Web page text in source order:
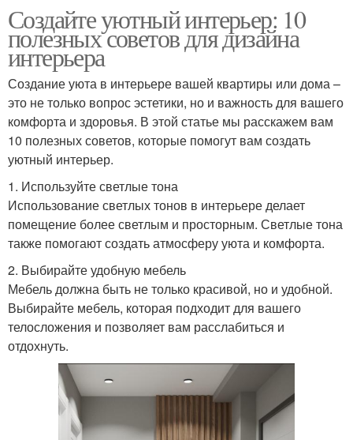
Создайте уютный интерьер: 10
полезных советов для дизайна
интерьера
Создание уюта в интерьере вашей квартиры или дома –
это не только вопрос эстетики, но и важность для вашего
комфорта и здоровья. В этой статье мы расскажем вам
10 полезных советов, которые помогут вам создать
уютный интерьер.
1. Используйте светлые тона
Использование светлых тонов в интерьере делает
помещение более светлым и просторным. Светлые тона
также помогают создать атмосферу уюта и комфорта.
2. Выбирайте удобную мебель
Мебель должна быть не только красивой, но и удобной.
Выбирайте мебель, которая подходит для вашего
телосложения и позволяет вам расслабиться и
отдохнуть.